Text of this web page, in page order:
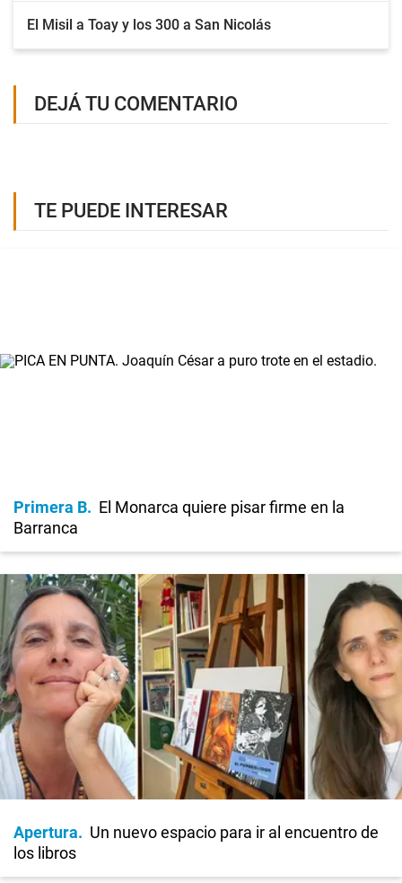
El Misil a Toay y los 300 a San Nicolás
DEJÁ TU COMENTARIO
TE PUEDE INTERESAR
Primera B
El Monarca quiere pisar firme en la
Barranca
Apertura
Un nuevo espacio para ir al encuentro de
los libros